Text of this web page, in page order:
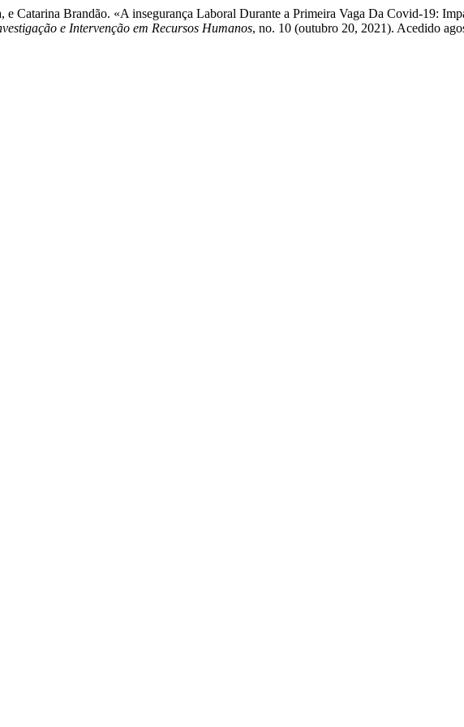
Catarina Brandão. «A insegurança Laboral Durante a Primeira Vaga Da Covid-19:
e Intervenção em Recursos Humanos, no. 10 (outubro 20, 2021). Acedido